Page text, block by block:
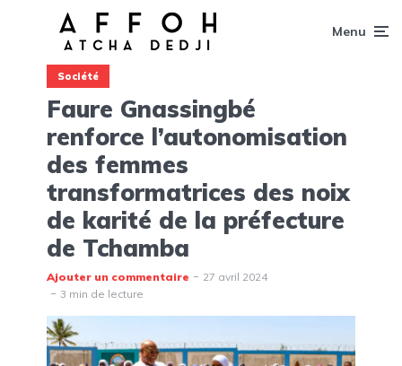
Menu
Société
Faure Gnassingbé
renforce l’autonomisation
des femmes
transformatrices des noix
de karité de la préfecture
de Tchamba
Ajouter un commentaire
27 avril 2024
3 min de lecture